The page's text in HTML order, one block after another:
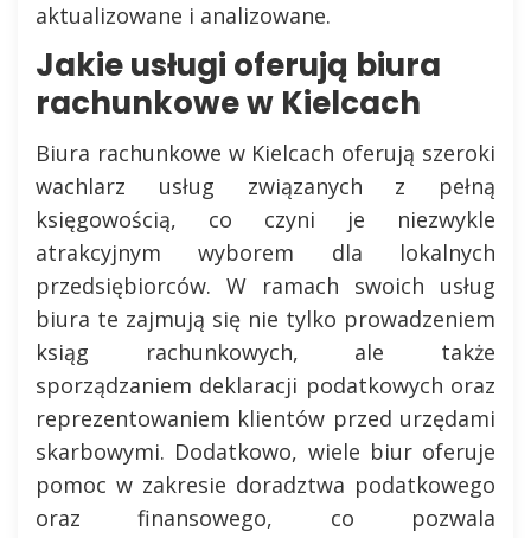
aktualizowane i analizowane.
Jakie usługi oferują biura
rachunkowe w Kielcach
Biura rachunkowe w Kielcach oferują szeroki
wachlarz usług związanych z pełną
księgowością, co czyni je niezwykle
atrakcyjnym wyborem dla lokalnych
przedsiębiorców. W ramach swoich usług
biura te zajmują się nie tylko prowadzeniem
ksiąg rachunkowych, ale także
sporządzaniem deklaracji podatkowych oraz
reprezentowaniem klientów przed urzędami
skarbowymi. Dodatkowo, wiele biur oferuje
pomoc w zakresie doradztwa podatkowego
oraz finansowego, co pozwala